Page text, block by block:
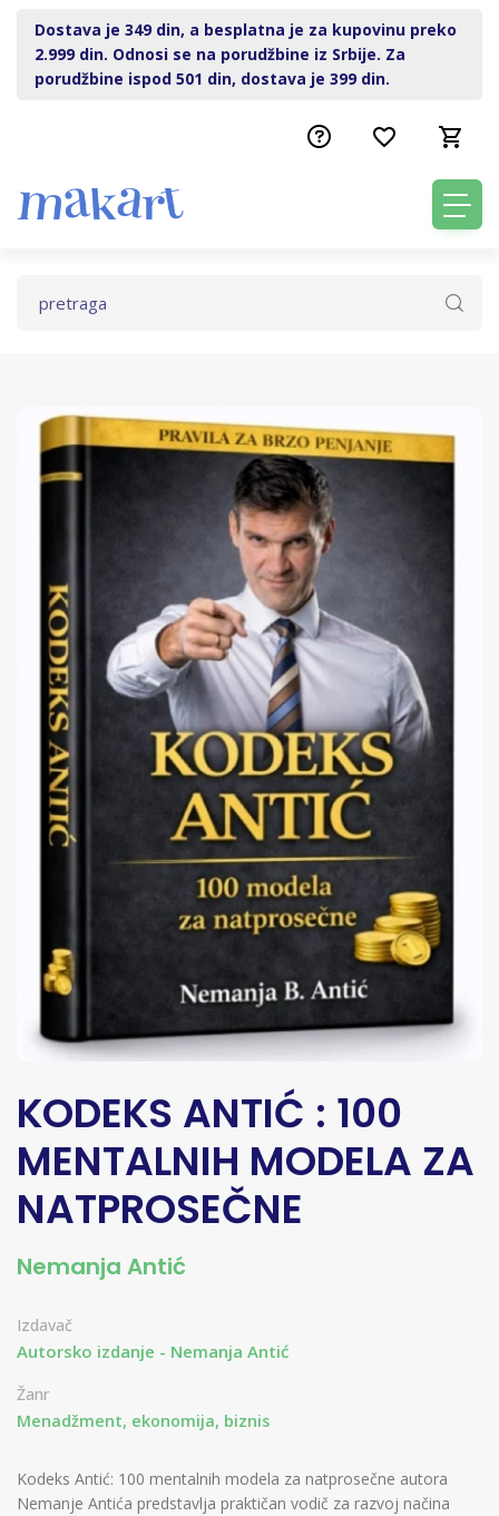
Dostava je 349 din, a besplatna je za kupovinu preko
2.999 din. Odnosi se na porudžbine iz Srbije. Za
porudžbine ispod 501 din, dostava je 399 din.
KODEKS ANTIĆ : 100
MENTALNIH MODELA ZA
NATPROSEČNE
Nemanja Antić
Izdavač
Autorsko izdanje - Nemanja Antić
Žanr
Menadžment, ekonomija, biznis
Kodeks Antić: 100 mentalnih modela za natprosečne autora
Nemanje Antića predstavlja praktičan vodič za razvoj načina